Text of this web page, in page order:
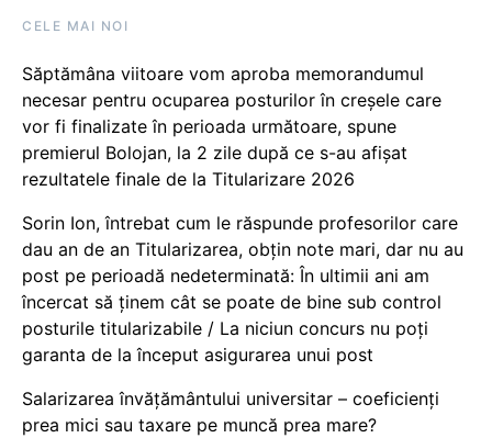
CELE MAI NOI
Săptămâna viitoare vom aproba memorandumul
necesar pentru ocuparea posturilor în creșele care
vor fi finalizate în perioada următoare, spune
premierul Bolojan, la 2 zile după ce s-au afișat
rezultatele finale de la Titularizare 2026
Sorin Ion, întrebat cum le răspunde profesorilor care
dau an de an Titularizarea, obțin note mari, dar nu au
post pe perioadă nedeterminată: În ultimii ani am
încercat să ținem cât se poate de bine sub control
posturile titularizabile / La niciun concurs nu poți
garanta de la început asigurarea unui post
Salarizarea învățământului universitar – coeficienți
prea mici sau taxare pe muncă prea mare?